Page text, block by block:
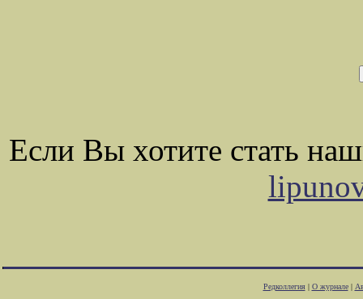
Если Вы хотите стать
Редколлегия| О журнале|